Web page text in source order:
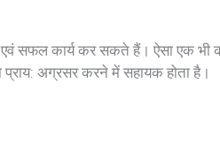
सफल कार्य कर सकते हैं। ऐसा एक भी
प्राय: अग्रसर करने में सहायक होता है।